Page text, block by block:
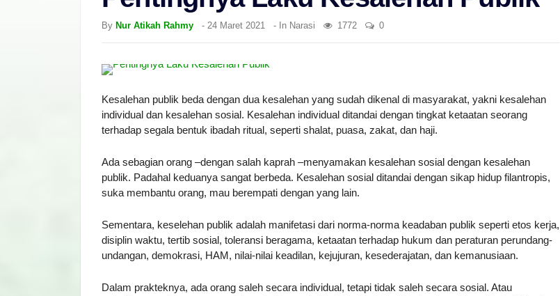
By Nur Atikah Rahmy - 24 Maret 2021 - In Narasi 1772 0
Kesalehan publik beda dengan dua kesalehan yang sudah dikenal di masyarakat, yakni kesalehan
individual dan kesalehan sosial. Kesalehan individual ditandai dengan tingkat ketaatan seorang
terhadap segala bentuk ibadah ritual, seperti shalat, puasa, zakat, dan haji.
Ada sebagian orang –dengan salah kaprah –menyamakan kesalehan sosial dengan kesalehan
publik. Padahal keduanya sangat berbeda. Kesalehan sosial ditandai dengan sikap hidup filantropis,
suka membantu orang, mau berempati dengan yang lain.
Sementara, keselehan publik adalah manifetasi dari norma-norma keadaban publik seperti etos kerja,
disiplin waktu, tertib sosial, toleransi beragama, ketaatan terhadap hukum dan peraturan perundang-
undangan, demokrasi, HAM, nilai-nilai keadilan, kejujuran, kesederajatan, dan kemanusiaan.
Dalam prakteknya, ada orang saleh secara individual, tetapi tidak saleh secara sosial. Atau